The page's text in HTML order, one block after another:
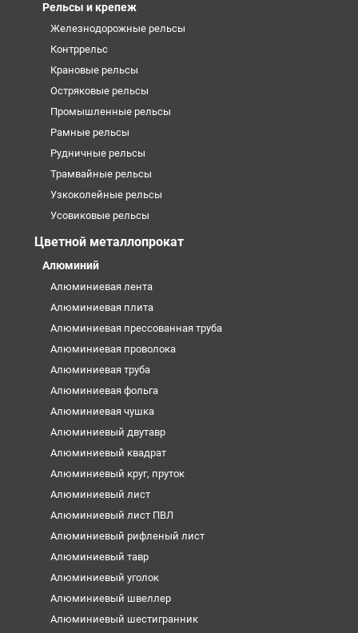
Рельсы и крепеж
Железнодорожные рельсы
Контррельс
Крановые рельсы
Остряковые рельсы
Промышленные рельсы
Рамные рельсы
Рудничные рельсы
Трамвайные рельсы
Узкоколейные рельсы
Усовиковые рельсы
Цветной металлопрокат
Алюминий
Алюминиевая лента
Алюминиевая плита
Алюминиевая прессованная труба
Алюминиевая проволока
Алюминиевая труба
Алюминиевая фольга
Алюминиевая чушка
Алюминиевый двутавр
Алюминиевый квадрат
Алюминиевый круг, пруток
Алюминиевый лист
Алюминиевый лист ПВЛ
Алюминиевый рифленый лист
Алюминиевый тавр
Алюминиевый уголок
Алюминиевый швеллер
Алюминиевый шестигранник